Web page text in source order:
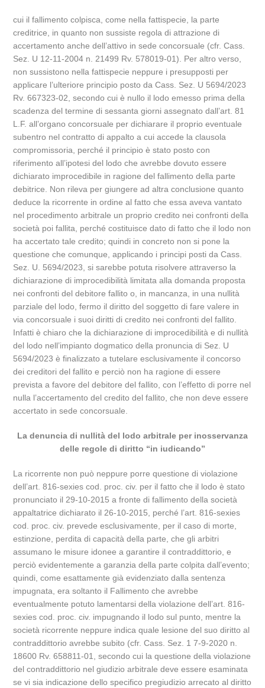
cui il fallimento colpisca, come nella fattispecie, la parte
creditrice, in quanto non sussiste regola di attrazione di
accertamento anche dell’attivo in sede concorsuale (cfr. Cass.
Sez. U 12-11-2004 n. 21499 Rv. 578019-01). Per altro verso,
non sussistono nella fattispecie neppure i presupposti per
applicare l’ulteriore principio posto da Cass. Sez. U 5694/2023
Rv. 667323-02, secondo cui è nullo il lodo emesso prima della
scadenza del termine di sessanta giorni assegnato dall’art. 81
L.F. all’organo concorsuale per dichiarare il proprio eventuale
subentro nel contratto di appalto a cui accede la clausola
compromissoria, perché il principio è stato posto con
riferimento all’ipotesi del lodo che avrebbe dovuto essere
dichiarato improcedibile in ragione del fallimento della parte
debitrice. Non rileva per giungere ad altra conclusione quanto
deduce la ricorrente in ordine al fatto che essa aveva vantato
nel procedimento arbitrale un proprio credito nei confronti della
società poi fallita, perché costituisce dato di fatto che il lodo non
ha accertato tale credito; quindi in concreto non si pone la
questione che comunque, applicando i principi posti da Cass.
Sez. U. 5694/2023, si sarebbe potuta risolvere attraverso la
dichiarazione di improcedibilità limitata alla domanda proposta
nei confronti del debitore fallito o, in mancanza, in una nullità
parziale del lodo, fermo il diritto del soggetto di fare valere in
via concorsuale i suoi diritti di credito nei confronti del fallito.
Infatti è chiaro che la dichiarazione di improcedibilità e di nullità
del lodo nell’impianto dogmatico della pronuncia di Sez. U
5694/2023 è finalizzato a tutelare esclusivamente il concorso
dei creditori del fallito e perciò non ha ragione di essere
prevista a favore del debitore del fallito, con l’effetto di porre nel
nulla l’accertamento del credito del fallito, che non deve essere
accertato in sede concorsuale.
La denuncia di nullità del lodo arbitrale per inosservanza
delle regole di diritto “in iudicando”
La ricorrente non può neppure porre questione di violazione
dell’art. 816-sexies cod. proc. civ. per il fatto che il lodo è stato
pronunciato il 29-10-2015 a fronte di fallimento della società
appaltatrice dichiarato il 26-10-2015, perché l’art. 816-sexies
cod. proc. civ. prevede esclusivamente, per il caso di morte,
estinzione, perdita di capacità della parte, che gli arbitri
assumano le misure idonee a garantire il contraddittorio, e
perciò evidentemente a garanzia della parte colpita dall’evento;
quindi, come esattamente già evidenziato dalla sentenza
impugnata, era soltanto il Fallimento che avrebbe
eventualmente potuto lamentarsi della violazione dell’art. 816-
sexies cod. proc. civ. impugnando il lodo sul punto, mentre la
società ricorrente neppure indica quale lesione del suo diritto al
contraddittorio avrebbe subito (cfr. Cass. Sez. 1 7-9-2020 n.
18600 Rv. 658811-01, secondo cui la questione della violazione
del contraddittorio nel giudizio arbitrale deve essere esaminata
se vi sia indicazione dello specifico pregiudizio arrecato al diritto